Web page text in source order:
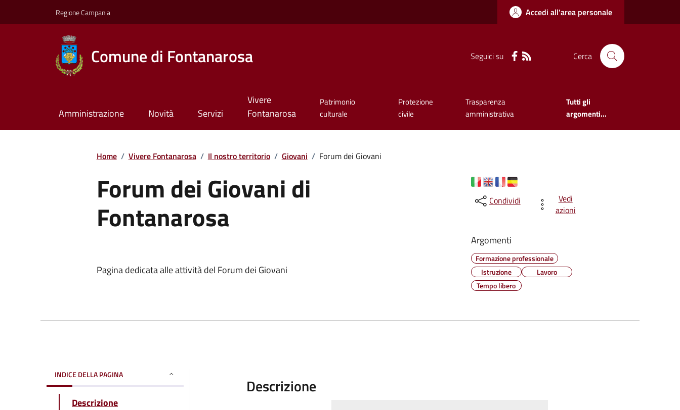
Regione Campania Accedi all'area personale
Comune di Fontanarosa Seguici su Cerca
Amministrazione Novità Servizi
Vivere
Fontanarosa
Patrimonio
culturale
Protezione
civile
Trasparenza
amministrativa
Tutti gli
argomenti...
Home / Vivere Fontanarosa / Il nostro territorio / Giovani / Forum dei Giovani
Forum dei Giovani di
Fontanarosa
Pagina dedicata alle attività del Forum dei Giovani
Condividi
Vedi
azioni
Argomenti
Formazione professionale
Istruzione
Lavoro
Tempo libero
INDICE DELLA PAGINA
Descrizione
Descrizione